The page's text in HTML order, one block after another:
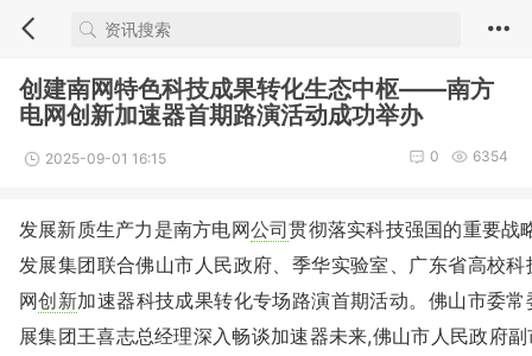
创建南网特色科技成果转化生态中枢——南方
电网创新加速器首期路演活动成功举办
2025-09-01 16:15 6354
0
发展新质生产力是南方电网公司贯彻落实科技强国的重要战
发展集团联合佛山市人民政府、季华实验室、广东省高校
网创新加速器科技成果转化专场路演首期活动。佛山市委
展集团王喜志总经理深入畅谈加速器未来,佛山市人民政府